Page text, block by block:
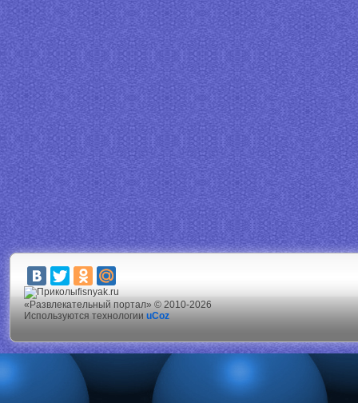
fisnyak.ru
«Развлекательный портал» © 2010-2026
Используются технологии uCoz